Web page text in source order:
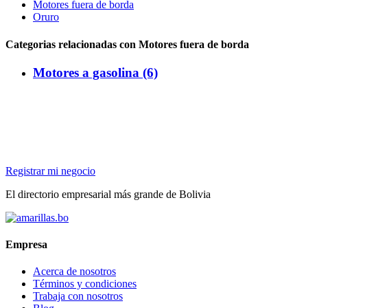
Motores fuera de borda
Oruro
Categorias relacionadas con Motores fuera de borda
Motores a gasolina (6)
Registrar mi negocio
El directorio empresarial más grande de Bolivia
Empresa
Acerca de nosotros
Términos y condiciones
Trabaja con nosotros